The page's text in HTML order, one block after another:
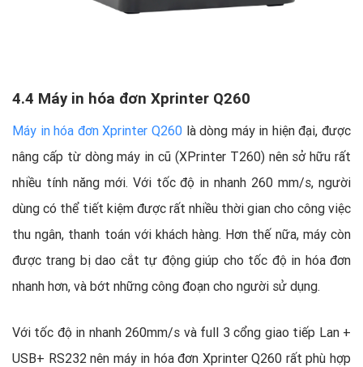
4.4 Máy in hóa đơn Xprinter Q260
Máy in hóa đơn Xprinter Q260là dòng máy in hiện đại, được
nâng cấp từ dòng máy in cũ (XPrinter T260) nên sở hữu rất
nhiều tính năng mới. Với tốc độ in nhanh 260 mm/s, người
dùng có thể tiết kiệm được rất nhiều thời gian cho công việc
thu ngân, thanh toán với khách hàng. Hơn thế nữa, máy còn
được trang bị dao cắt tự động giúp cho tốc độ in hóa đơn
nhanh hơn, và bớt những công đoạn cho người sử dụng.
Với tốc độ in nhanh 260mm/s và full 3 cổng giao tiếp Lan +
USB+ RS232 nên máy in hóa đơn Xprinter Q260 rất phù hợp